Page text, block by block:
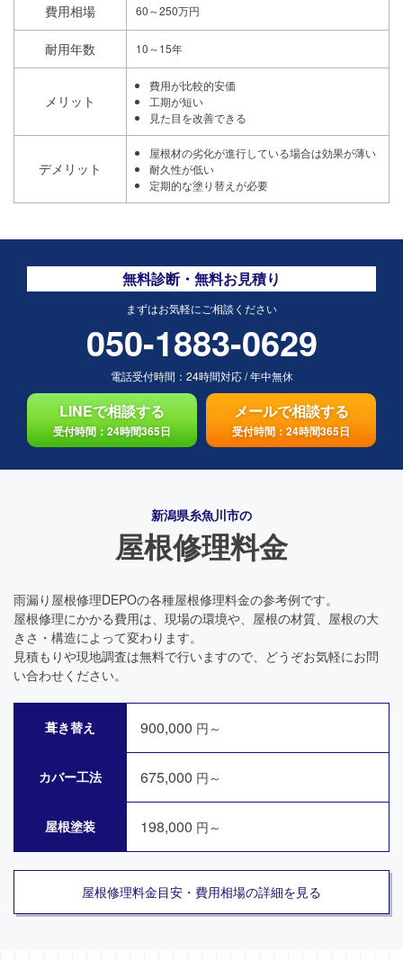
費用相場 60～250万円
耐用年数 10～15年
メリット
費用が比較的安価
工期が短い
見た目を改善できる
デメリット
屋根材の劣化が進行している場合は効果が薄い
耐久性が低い
定期的な塗り替えが必要
無料診断・無料お見積り
まずはお気軽にご相談ください
050-1883-0629
電話受付時間： 24時間対応/年中無休
LINEで相談する
受付時間：24時間365日
メールで相談する
受付時間：24時間365日
新潟県糸魚川市の
屋根修理料金
雨漏り屋根修理DEPOの各種屋根修理料金の参考例です。
屋根修理にかかる費用は、現場の環境や、屋根の材質、屋根の大
きさ・構造によって変わります。
見積もりや現地調査は無料で行いますので、どうぞお気軽にお問
い合わせください。
葺き替え 900,000 円～
カバー工法 675,000 円～
屋根塗装 198,000 円～
屋根修理料金目安・費用相場の詳細を見る